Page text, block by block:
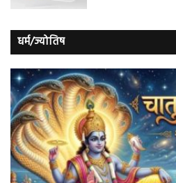
धर्म/ज्योतिष